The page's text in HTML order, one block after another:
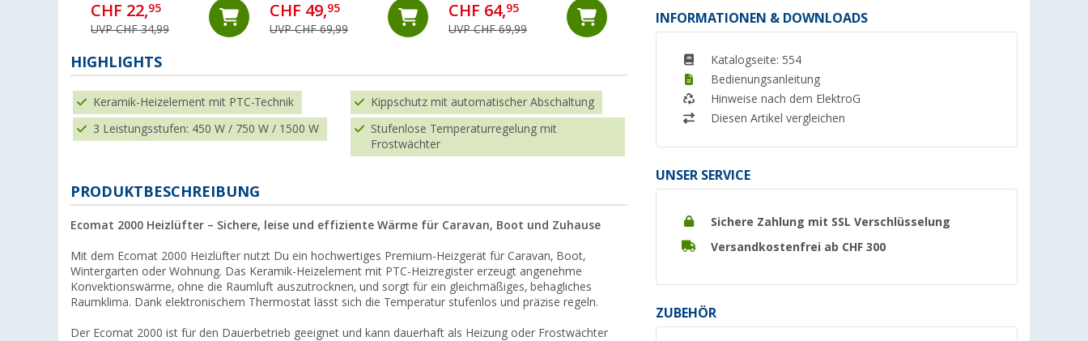
INFORMATIONEN & DOWNLOADS
Katalogseite: 554
Bedienungsanleitung
Hinweise nach dem ElektroG
Diesen Artikel vergleichen
UNSER SERVICE
Sichere Zahlung mit SSL Verschlüsselung
Versandkostenfrei ab CHF 300
ZUBEHÖR
CHF 22,95
UVP CHF 34,99
CHF 49,95
UVP CHF 69,99
CHF 64,95
UVP CHF 69,99
UVP CHF 151,05
(CHF 38,33/ 1 m²) CHF 29,95
UVP CHF 90,-
HIGHLIGHTS
Keramik-Heizelement mit PTC-Technik Kippschutz mit automatischer Abschaltung
3 Leistungsstufen: 450 W / 750 W / 1500 W
Stufenlose Temperaturregelung mit
Frostwächter
PRODUKTBESCHREIBUNG
Ecomat 2000 Heizlüfter – Sichere, leise und effiziente Wärme für Caravan, Boot und Zuhause
Mit dem Ecomat 2000 Heizlüfter nutzt Du ein hochwertiges Premium-Heizgerät für Caravan, Boot,
Wintergarten oder Wohnung. Das Keramik-Heizelement mit PTC-Heizregister erzeugt angenehme
Konvektionswärme, ohne die Raumluft auszutrocknen, und sorgt für ein gleichmäßiges, behagliches
Raumklima. Dank elektronischem Thermostat lässt sich die Temperatur stufenlos und präzise regeln.
Der Ecomat 2000 ist für den Dauerbetrieb geeignet und kann dauerhaft als Heizung oder Frostwächter